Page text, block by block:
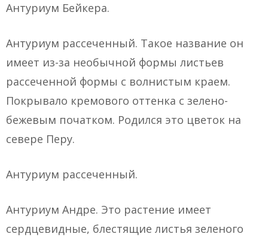
Антуриум Бейкера.
Антуриум рассеченный. Такое название он
имеет из-за необычной формы листьев
рассеченной формы с волнистым краем.
Покрывало кремового оттенка с зелено-
бежевым початком. Родился это цветок на
севере Перу.
Антуриум рассеченный.
Антуриум Андре. Это растение имеет
сердцевидные, блестящие листья зеленого